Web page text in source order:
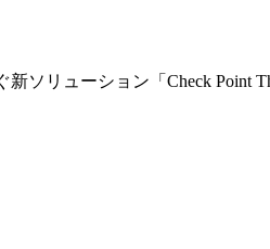
ソリューション「Check Point